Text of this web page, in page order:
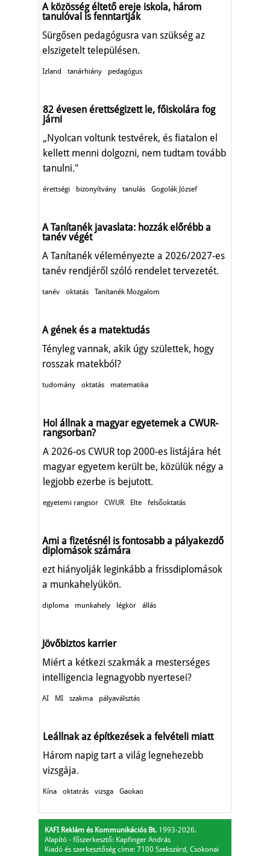
A közösség éltető ereje iskola, három
tanulóval is fenntartják
Sürgősen pedagógusra van szükség az
elszigetelt településen.
Izland tanárhiány pedagógus
82 évesen érettségizett le, főiskolára fog
járni
„Nyolcan voltunk testvérek, és fiatalon el
kellett menni dolgozni, nem tudtam tovább
tanulni."
érettségi bizonyítvány tanulás Gogolák József
A Tanítanék javaslata: hozzák előrébb a
tanév végét
A Tanítanék véleményezte a 2026/2027-es
tanév rendjéről szóló rendelet tervezetét.
tanév oktatás Tanítanék Mozgalom
A gének és a matektudás
Tényleg vannak, akik úgy születtek, hogy
rosszak matekból?
tudomány oktatás matematika
Hol állnak a magyar egyetemek a CWUR-
rangsorban?
A 2026-os CWUR top 2000-es listájára hét
magyar egyetem került be, közülük négy a
legjobb ezerbe is bejutott.
egyetemi rangsor CWUR Elte felsőoktatás
Ami a fizetésnél is fontosabb a pályakezdő
diplomások számára
ezt hiányolják leginkább a frissdiplomások
a munkahelyükön.
diploma munkahely légkör állás
Jövőbiztos karrier
Miért a kétkezi szakmák a mesterséges
intelligencia legnagyobb nyertesei?
AI MI szakma pályaválsztás
Leállnak az építkezések a felvételi miatt
Három napig tart a világ legnehezebb
vizsgája.
Kína oktatrás vizsga Gaokao
KAFI Reklám és Kommunikációs Bt. 1993-2026.
Alapító - főszerkesztő: Kapfinger András
Kiadó és szerkesztőség címe: 7100 Szekszárd, Csokonai